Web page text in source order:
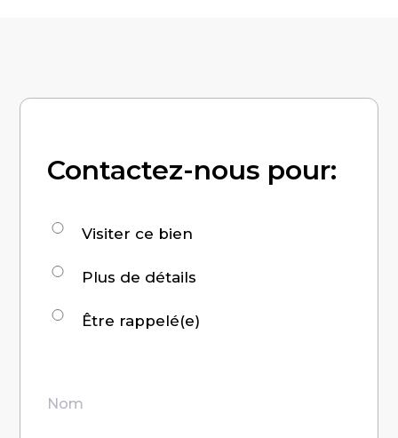
Contactez-nous pour:
Demande
Visiter ce bien
Plus de détails
Être rappelé(e)
Nom